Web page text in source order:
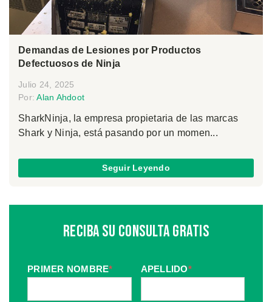
Demandas de Lesiones por Productos
Defectuosos de Ninja
Julio 24, 2025
Por:Alan Ahdoot
SharkNinja, la empresa propietaria de las marcas
Shark y Ninja, está pasando por un momen...
Seguir Leyendo
Reciba Su Consulta Gratis
PRIMER NOMBRE* APELLIDO*